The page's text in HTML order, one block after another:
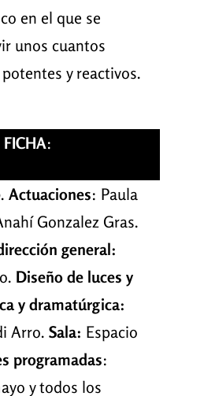
en el que se
unos cuantos
y reactivos.
FICHA:
. Actuaciones: Paula
Gonzalez Gras.
general:
Diseño de luces y
y dramatúrgica:
Arro. Sala: Espacio
programadas:
y todos los